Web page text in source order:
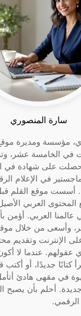
سارة المنصوري
مؤسسة ومديرة
في الخامسة عشر،
على شهادة في
في الإعلام
أسست موقع
العربي
عالمنا العربي. أؤمن
وأسعى من خلال
الإنترنت وتقديم
عقولهم. عندما لا
كتابًا جديدًا، أو
في مقهى هادئ
أحلم بأن يصبح
الرقمي.